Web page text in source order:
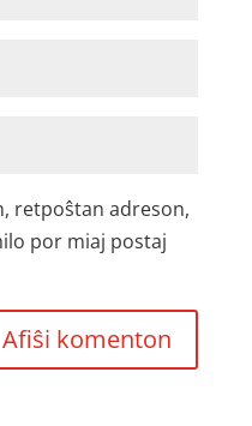
retpoŝtan adreson,
por miaj postaj